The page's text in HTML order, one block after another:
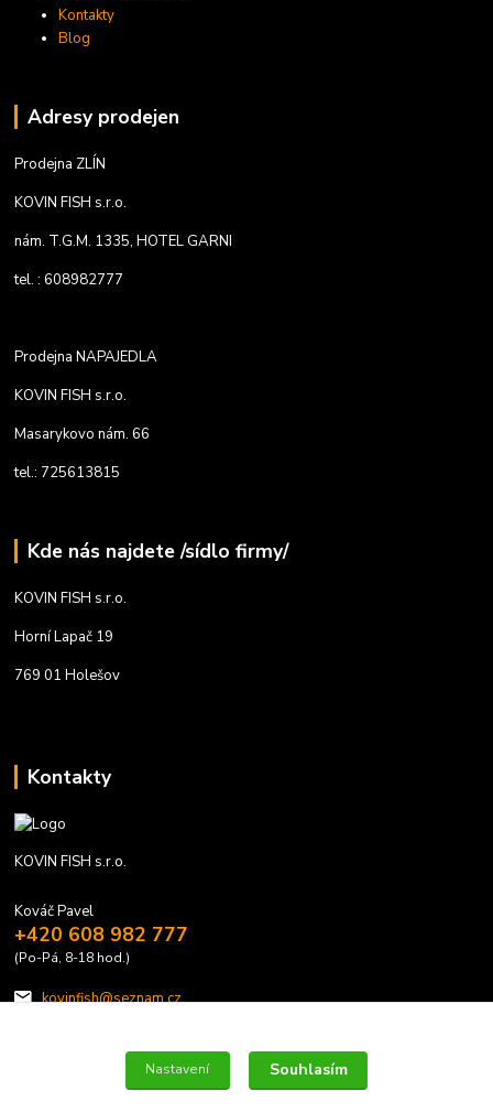
Kontakty
Blog
Adresy prodejen
Prodejna ZLÍN
KOVIN FISH s.r.o.
nám. T.G.M. 1335, HOTEL GARNI
tel. : 608982777
Prodejna NAPAJEDLA
KOVIN FISH s.r.o.
Masarykovo nám. 66
tel.: 725613815
Kde nás najdete /sídlo firmy/
KOVIN FISH s.r.o.
Horní Lapač 19
769 01 Holešov
Kontakty
KOVIN FISH s.r.o.
Kováč Pavel
+420 608 982 777
(Po-Pá, 8-18 hod.)
kovinfish@seznam.cz
Nastavení Souhlasím